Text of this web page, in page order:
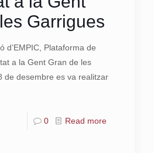
Garrigues
d’EMPIC, Plataforma de
a la Gent Gran de les
de desembre es va realitzar
0 Read more